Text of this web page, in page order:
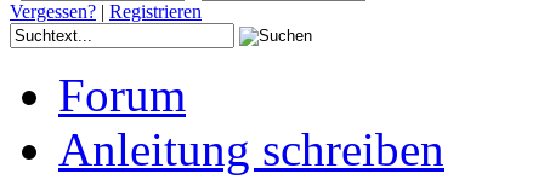
Vergessen? | Registrieren
Forum
Anleitung schreiben